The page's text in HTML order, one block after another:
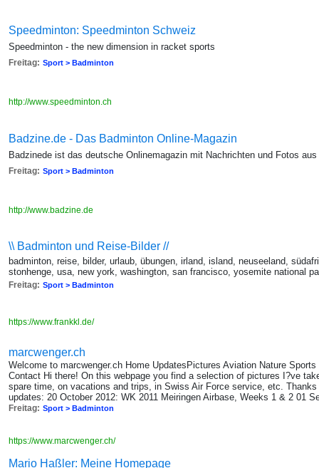
Speedminton: Speedminton Schweiz
Speedminton - the new dimension in racket sports
Freitag: Sport > Badminton
http://www.speedminton.ch
Badzine.de - Das Badminton Online-Magazin
Badzinede ist das deutsche Onlinemagazin mit Nachrichten und Fotos
Freitag: Sport > Badminton
http://www.badzine.de
\\ Badminton und Reise-Bilder //
badminton, reise, bilder, urlaub, übungen, irland, island, neuseeland,
stonhenge, usa, new york, washington, san francisco, yosemite national
Freitag: Sport > Badminton
https://www.frankkl.de/
marcwenger.ch
Welcome to marcwenger.ch Home UpdatesPictures Aviation Nature
Contact Hi there! On this webpage you find a selection of pictures I?ve
spare time, on vacations and trips, in Swiss Air Force service, etc.
updates: 20 October 2012: WK 2011 Meiringen Airbase, Weeks 1 & 2 01
Freitag: Sport > Badminton
https://www.marcwenger.ch/
Mario Haßler: Meine Homepage